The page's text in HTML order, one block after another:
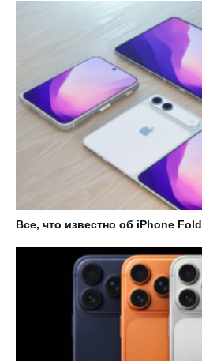
Все, что известно об iPhone Fold